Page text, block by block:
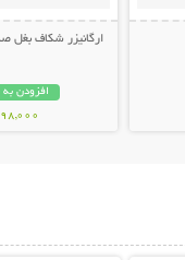
ارگانیزر شکاف بغل
افزودن
498,000